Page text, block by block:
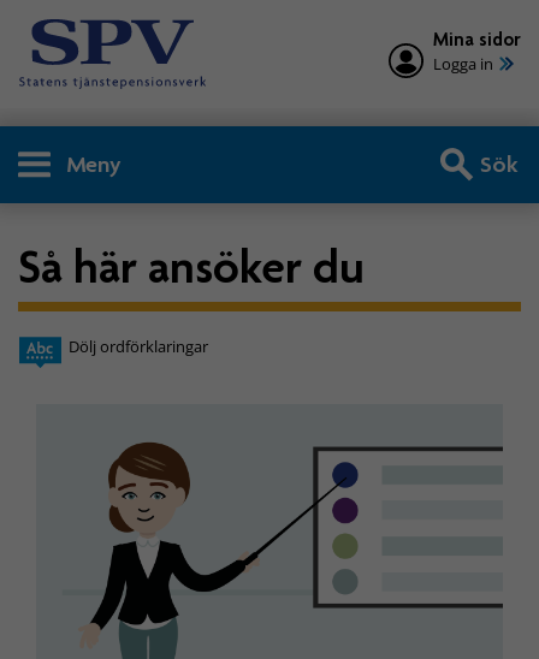
Mina sidor
Logga in
Meny Sök
Så här ansöker du
Dölj ordförklaringar